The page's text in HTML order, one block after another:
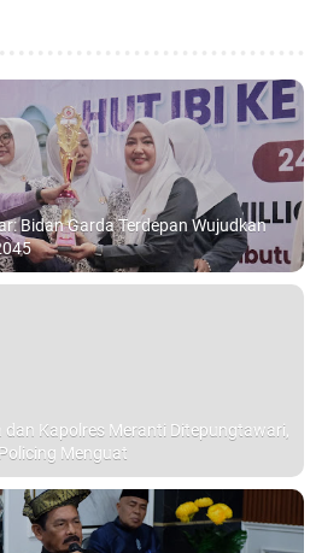
Bidan Garda Terdepan Wujudkan
dan Kapolres Meranti Ditepungtawari,
Menguat